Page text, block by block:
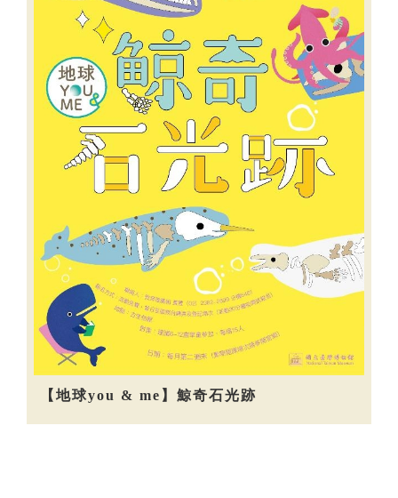
【地球you & me】鯨奇石光跡